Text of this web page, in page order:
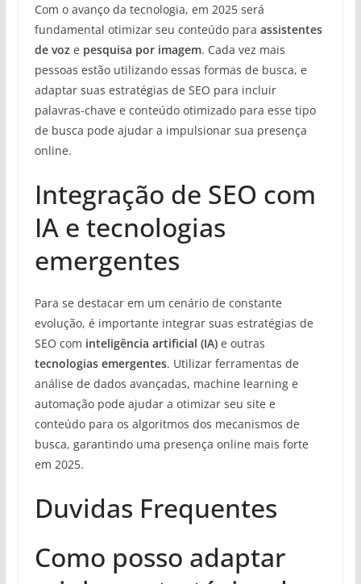
Com o avanço da tecnologia, em 2025 será
fundamental otimizar seu conteúdo para assistentes
de voze pesquisa por imagem. Cada vez mais
pessoas estão utilizando essas formas de busca, e
adaptar suas estratégias de SEO para incluir
palavras-chave e conteúdo otimizado para esse tipo
de busca pode ajudar a impulsionar sua presença
online.
Integração de SEO com
IA e tecnologias
emergentes
Para se destacar em um cenário de constante
evolução, é importante integrar suas estratégias de
SEO com inteligência artificial (IA)e outras
tecnologias emergentes. Utilizar ferramentas de
análise de dados avançadas, machine learning e
automação pode ajudar a otimizar seu site e
conteúdo para os algoritmos dos mecanismos de
busca, garantindo uma presença online mais forte
em 2025.
Duvidas Frequentes
Como posso adaptar